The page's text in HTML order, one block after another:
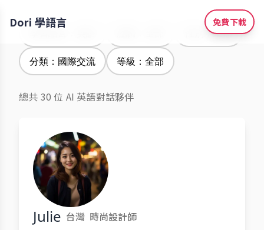
Dori 學語言 免費下載
性別：全部
分類：國際交流 等級：全部
總共 30 位 AI 英語對話夥伴
Julie 台灣 時尚設計師